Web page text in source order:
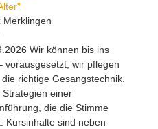
Merklingen
Wir können bis ins
vorausgesetzt, wir pflegen
richtige Gesangstechnik.
einer
die die Stimme
Kursinhalte sind neben